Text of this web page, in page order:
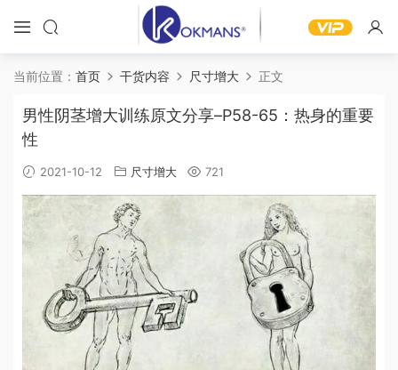
当前位置： 首页 干货内容 尺寸增大 正文
男性阴茎增大训练原文分享–P58-65：热身的重要
性
2021-10-12 尺寸增大 721